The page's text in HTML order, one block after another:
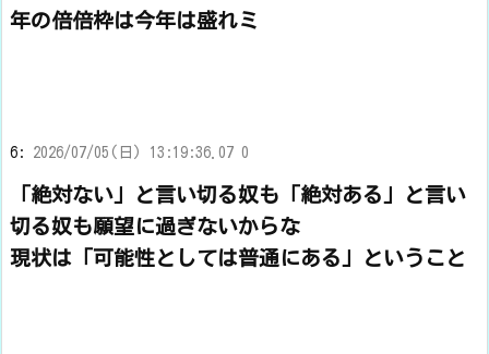
年の倍倍枠は今年は盛れミ
6: 2026/07/05(日) 13:19:36.07 0
「絶対ない」と言い切る奴も「絶対ある」と言い
切る奴も願望に過ぎないからな
現状は「可能性としては普通にある」ということ